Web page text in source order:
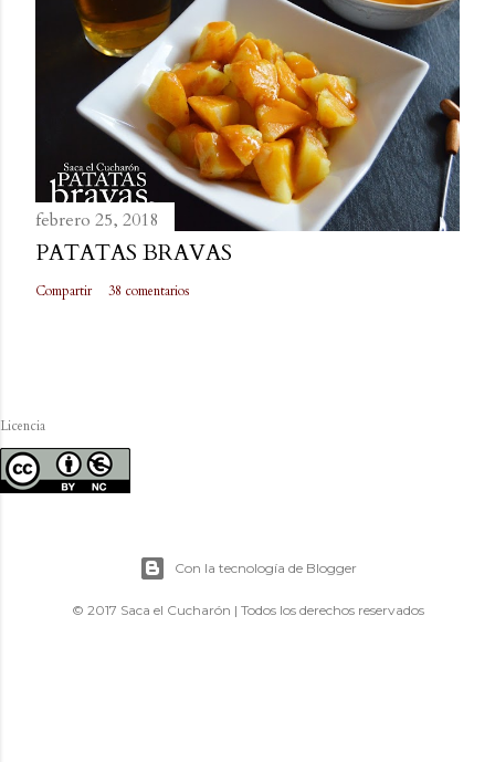
febrero 25, 2018
PATATAS BRAVAS
Compartir 38 comentarios
Licencia
Con la tecnología de Blogger
© 2017 Saca el Cucharón | Todos los derechos reservados